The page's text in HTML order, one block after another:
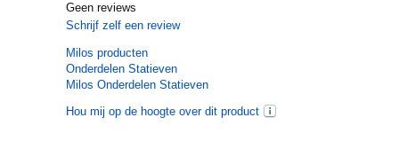
Geen reviews
Schrijf zelf een review
Milos producten
Onderdelen Statieven
Milos Onderdelen Statieven
Hou mij op de hoogte over dit product